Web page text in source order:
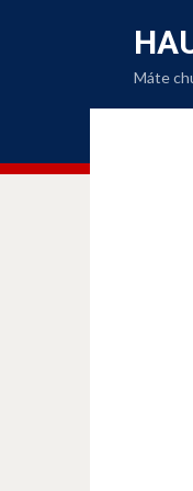
Máte